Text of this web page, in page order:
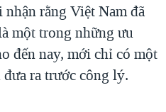
rằng Việt Nam đã
một trong những ưu
đến nay, mới chỉ có một
ra trước công lý.